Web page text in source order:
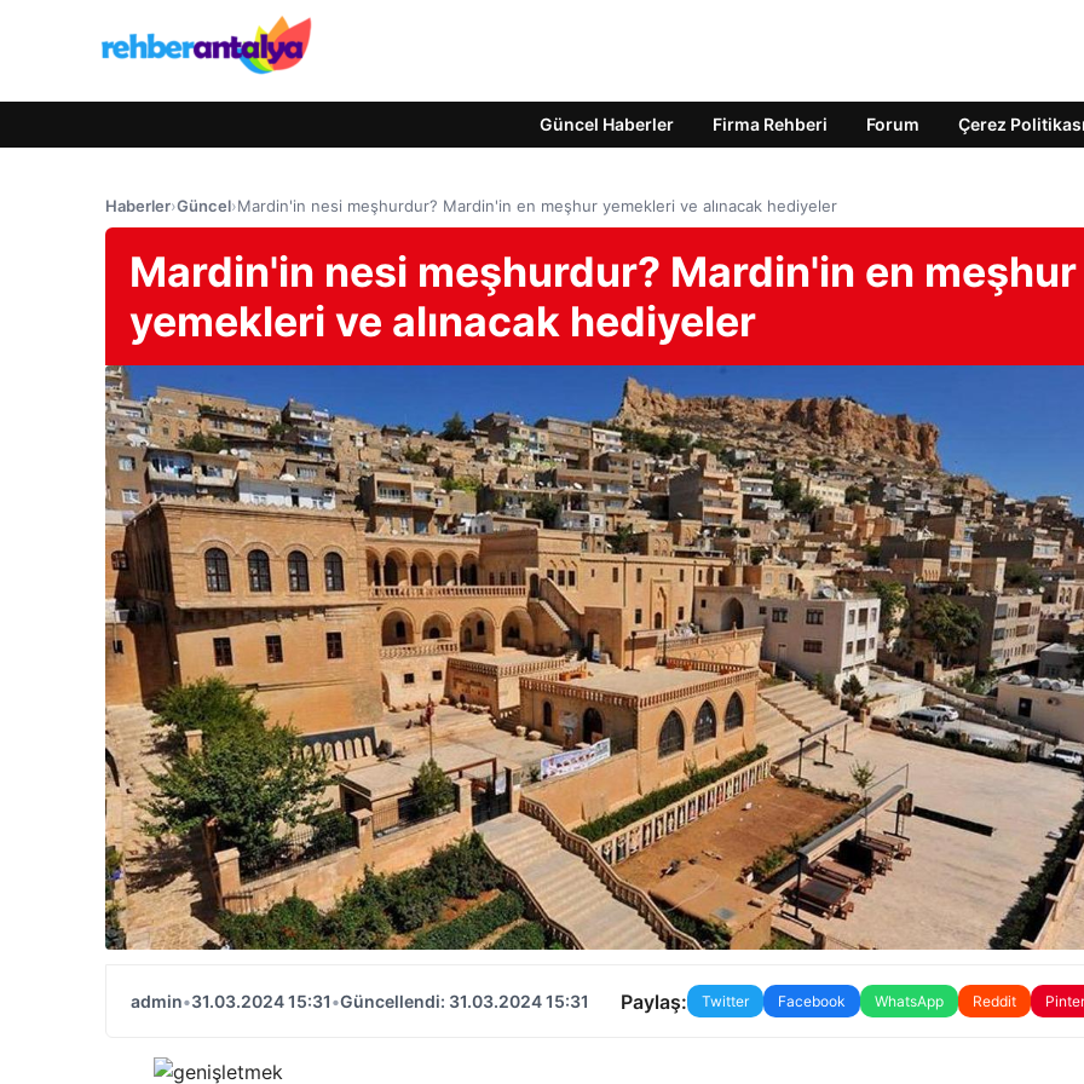
Güncel Haberler Firma Rehberi Forum Çerez Politikası
Haberler›Güncel›Mardin'in nesi meşhurdur? Mardin'in en meşhur yemekleri ve alınacak hediyeler
Mardin'in nesi meşhurdur? Mardin'in en meşhur
yemekleri ve alınacak hediyeler
admin•31.03.2024 15:31•Güncellendi: 31.03.2024 15:31 Paylaş: Twitter Facebook WhatsApp Reddit